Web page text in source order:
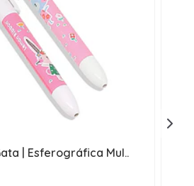
| Esferográfica Mul..